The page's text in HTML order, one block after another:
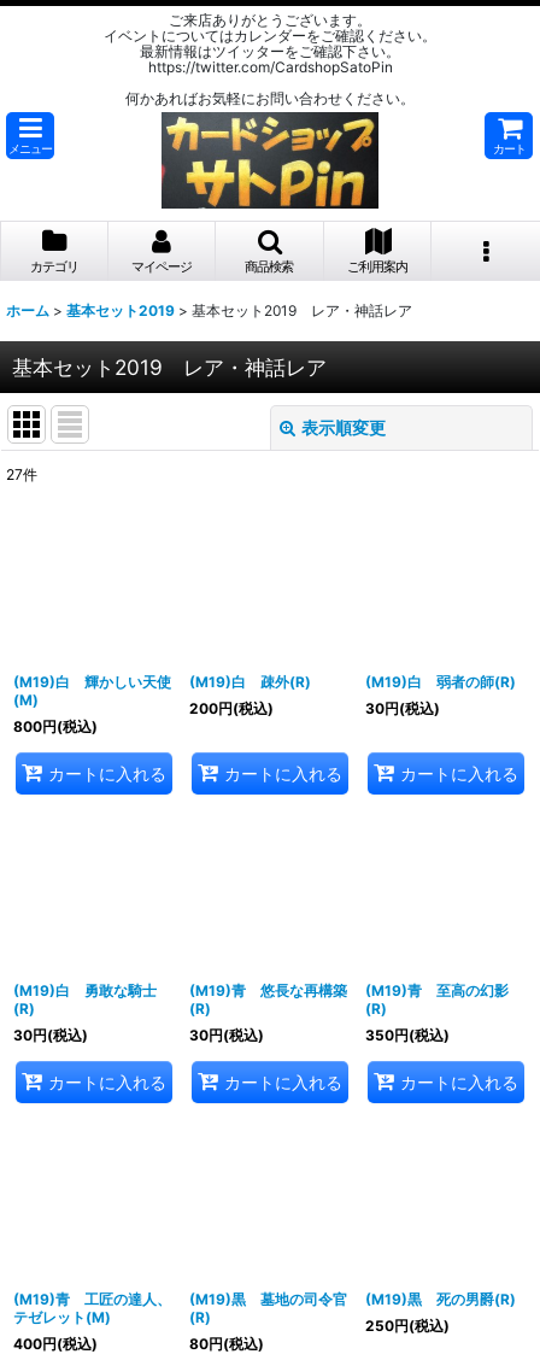
ご来店ありがとうございます。
イベントについてはカレンダーをご確認ください。
最新情報はツイッターをご確認下さい。
https://twitter.com/CardshopSatoPin
何かあればお気軽にお問い合わせください。
メニュー カート
カテゴリ マイページ 商品検索 ご利用案内
ホーム > 基本セット2019 > 基本セット2019 レア・神話レア
基本セット2019 レア・神話レア
表示順変更
27件
(M19)白 輝かしい天使
(M)
800円(税込)
カートに入れる
(M19)白 疎外(R)
200円(税込)
カートに入れる
(M19)白 弱者の師(R)
30円(税込)
カートに入れる
(M19)白 勇敢な騎士
(R)
30円(税込)
カートに入れる
(M19)青 悠長な再構築
(R)
30円(税込)
カートに入れる
(M19)青 至高の幻影
(R)
350円(税込)
カートに入れる
(M19)青 工匠の達人、
テゼレット(M)
400円(税込)
(M19)黒 墓地の司令官
(R)
80円(税込)
(M19)黒 死の男爵(R)
250円(税込)